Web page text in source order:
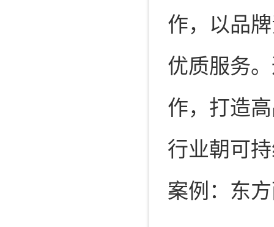
作，以品
优质服务
作，打造
行业朝可
案例：东